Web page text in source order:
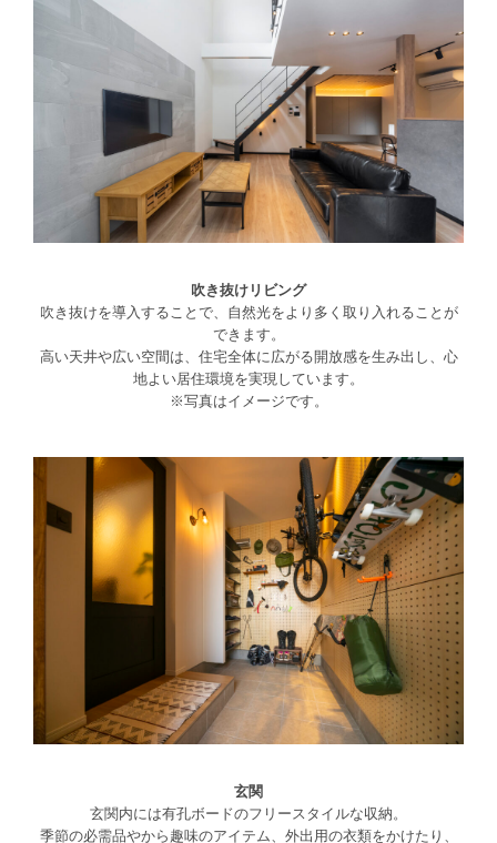
吹き抜けリビング
吹き抜けを導入することで、自然光をより多く取り入れることが
できます。
高い天井や広い空間は、住宅全体に広がる開放感を生み出し、心
地よい居住環境を実現しています。
※写真はイメージです。
玄関
玄関内には有孔ボードのフリースタイルな収納。
季節の必需品やから趣味のアイテム、外出用の衣類をかけたり、